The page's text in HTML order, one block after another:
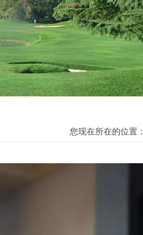
您现在所在的位置：